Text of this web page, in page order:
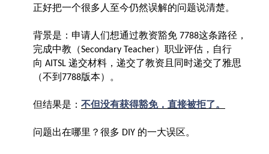
正好把一个很多人至今仍然误解的问题说清楚。
背景是：申请人们想通过教资豁免 7788这条路径，
完成中教（Secondary Teacher）职业评估，自行
向 AITSL 递交材料，递交了教资且同时递交了雅思
（不到 7788版本）。
但结果是： 不但没有获得豁免，直接被拒了。
问题出在哪里？很多 DIY 的一大误区。